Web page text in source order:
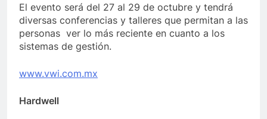
El evento será del 27 al 29 de octubre y tendrá
diversas conferencias y talleres que permitan a las
personas ver lo más reciente en cuanto a los
sistemas de gestión.
www.vwi.com.mx
Hardwell